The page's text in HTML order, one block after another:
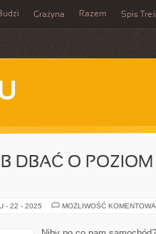
Grażyna Razem Spis
DBAĆ O POZIOM
- 22 - 2025 MOŻLIWOŚĆ